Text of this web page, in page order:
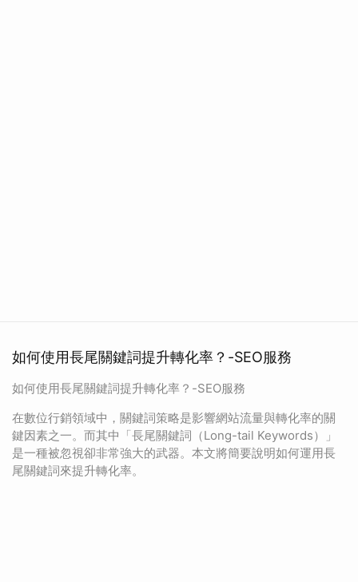
如何使用長尾關鍵詞提升轉化率？-SEO服務
如何使用長尾關鍵詞提升轉化率？-SEO服務
在數位行銷領域中，關鍵詞策略是影響網站流量與轉化率的關
鍵因素之一。而其中「長尾關鍵詞（Long-tail Keywords）」
是一種被忽視卻非常強大的武器。本文將簡要說明如何運用長
尾關鍵詞來提升轉化率。